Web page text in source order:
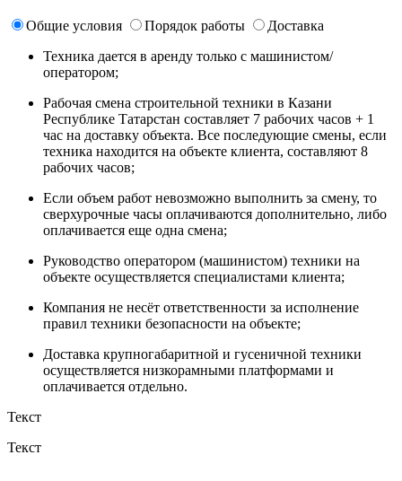
Общие условия Порядок работы
Доставка
Техника дается в аренду только с машинистом/
оператором;
Рабочая смена строительной техники в Казани
Республике Татарстан составляет 7 рабочих часов + 1
час на доставку объекта. Все последующие смены, если
техника находится на объекте клиента, составляют 8
рабочих часов;
Если объем работ невозможно выполнить за смену, то
сверхурочные часы оплачиваются дополнительно, либо
оплачивается еще одна смена;
Руководство оператором (машинистом) техники на
объекте осуществляется специалистами клиента;
Компания не несёт ответственности за исполнение
правил техники безопасности на объекте;
Доставка крупногабаритной и гусеничной техники
осуществляется низкорамными платформами и
оплачивается отдельно.
Текст
Текст